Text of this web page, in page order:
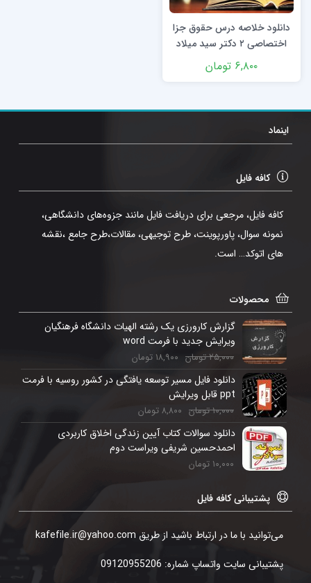
دانلود خلاصه درس حقوق جزا
اختصاصی ۲ دکتر سید میلاد
علیزاده جواهری در قالب pdf
۶,۸۰۰ تومان
اینماد
کافه فایل
کافه فایل، مرجعی برای دریافت فایل مانند جزوه‌های دانشگاهی،
نمونه سوال، پاورپوینت، طرح توجیهی، مقالات،طرح جامع ،نقشه
های اتوکد… است.
محصولات
گزارش کارورزی یک رشته الهیات دانشگاه فرهنگیان
ویرایش جدید با فرمت word
۲۵,۰۰۰تومان ۱۸,۹۰۰ تومان
دانلود فایل مسیر توسعه یافتگی در کشور روسیه با فرمت
ppt قابل ویرایش
۱۰,۰۰۰تومان ۸,۸۰۰تومان
دانلود سوالات کتاب آیین زندگی اخلاق کاربردی
احمدحسین شریفی ویراست دوم
۱۰,۰۰۰ تومان
پشتیبانی کافه فایل
می‌توانید با ما در ارتباط باشید از طریق kafefile.ir@yahoo.com
پشتیبانی سایت واتساپ شماره: 09120955206